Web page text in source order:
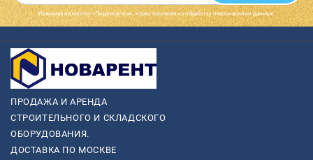
Нажимая на кнопку «Подписаться», я даю cогласие на обработку персональных данных.
ПРОДАЖА И АРЕНДА
СТРОИТЕЛЬНОГО И СКЛАДСКОГО
ОБОРУДОВАНИЯ.
ДОСТАВКА ПО МОСКВЕ